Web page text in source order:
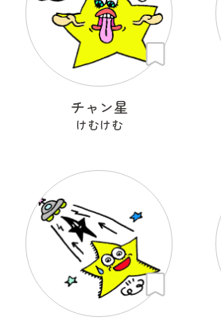
チャン星
けむけむ